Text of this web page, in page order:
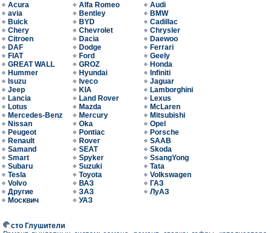
Acura Alfa Romeo
Audi
avia
Bentley
BMW
Buick
BYD
Cadillac
Chery
Chevrolet
Chrysler
Citroen
Dacia
Daewoo
DAF
Dodge
Ferrari
FIAT
Ford
Geely
GREAT WALL
GROZ
Honda
Hummer
Hyundai
Infiniti
Isuzu
Iveco
Jaguar
Jeep
KIA
Lamborghini
Lancia
Land Rover
Lexus
Lotus
Mazda
McLaren
Mercedes-Benz
Mercury
Mitsubishi
Nissan
Oka
Opel
Peugeot
Pontiac
Porsche
Renault
Rover
SAAB
Samand
SEAT
Skoda
Smart
Spyker
SsangYong
Subaru
Suzuki
Tata
Tesla
Toyota
Volkswagen
Volvo
ВАЗ
ГАЗ
Другие
ЗАЗ
ЛуАЗ
Москвич
УАЗ
сто Глушители